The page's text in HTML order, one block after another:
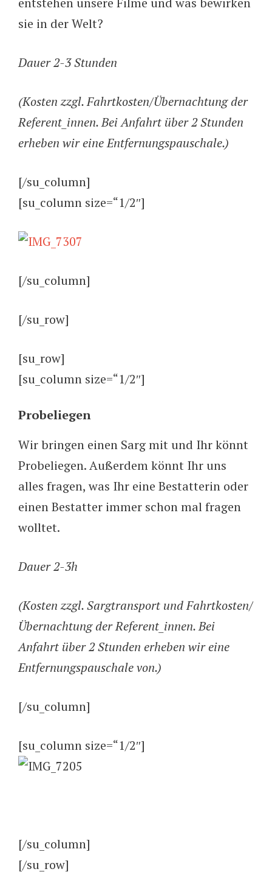
sie in der Welt?
Dauer 2-3 Stunden
(Kosten zzgl. Fahrtkosten/Übernachtung der
Referent_innen. Bei Anfahrt über 2 Stunden
erheben wir eine Entfernungspauschale.)
[/su_column]
[su_column size=“1/2″]
[/su_column]
[/su_row]
[su_row]
[su_column size=“1/2″]
Probeliegen
Wir bringen einen Sarg mit und Ihr könnt
Probeliegen. Außerdem könnt Ihr uns
alles fragen, was Ihr eine Bestatterin oder
einen Bestatter immer schon mal fragen
wolltet.
Dauer 2-3h
(Kosten zzgl. Sargtransport und Fahrtkosten/
Übernachtung der Referent_innen. Bei
Anfahrt über 2 Stunden erheben wir eine
Entfernungspauschale von.)
[/su_column]
[su_column size=“1/2″]
[/su_column]
[/su_row]